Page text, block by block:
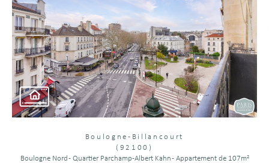
Boulogne-Billancourt
(92100)
Boulogne Nord - Quartier Parchamp-Albert Kahn - Appartement de 107m²